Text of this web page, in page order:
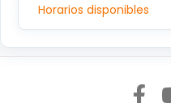
Horarios disponibles